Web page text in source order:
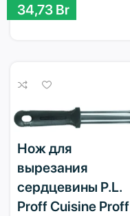
34,73 Br
Нож для
вырезания
сердцевины P.L.
Proff Cuisine Proff